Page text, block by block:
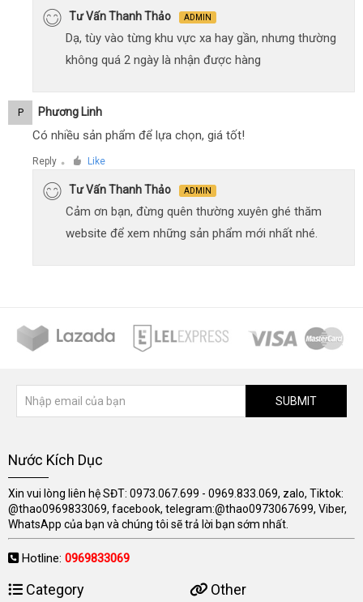
Tư Vấn Thanh Thảo ADMIN
Dạ, tùy vào từng khu vực xa hay gần, nhưng thường
không quá 2 ngày là nhận được hàng
P Phương Linh
Có nhiều sản phẩm để lựa chọn, giá tốt!
Reply ● Like
Tư Vấn Thanh Thảo ADMIN
Cảm ơn bạn, đừng quên thường xuyên ghé thăm
website để xem những sản phẩm mới nhất nhé.
SUBMIT
Nước Kích Dục
Xin vui lòng liên hệ SĐT: 0973.067.699 - 0969.833.069, zalo, Tiktok:
@thao0969833069, facebook, telegram:@thao0973067699, Viber,
WhatsApp của bạn và chúng tôi sẽ trả lời bạn sớm nhất.
Hotline: 0969833069
Category Other